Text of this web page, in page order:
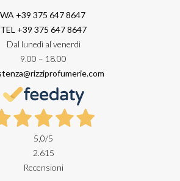
WA +39 375 647 8647
TEL +39 375 647 8647
Dal lunedì al venerdì
9.00 – 18.00
5,0/5
2.615
Recensioni